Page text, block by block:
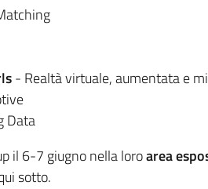
- Realtà virtuale, aumentata e
Data
il 6-7 giugno nella loroarea
sotto.